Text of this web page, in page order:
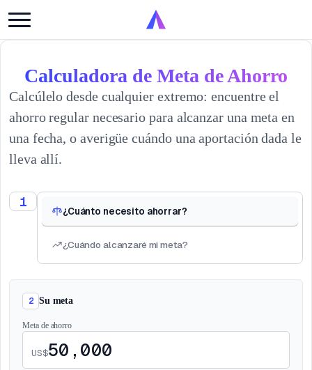
Calculadora de Meta de Ahorro
Calcúlelo desde cualquier extremo: encuentre el
ahorro regular necesario para alcanzar una meta en
una fecha, o averigüe cuándo una aportación dada le
lleva allí.
1
¿Cuánto necesito ahorrar?
¿Cuándo alcanzaré mi meta?
2 Su meta
Meta de ahorro
US$